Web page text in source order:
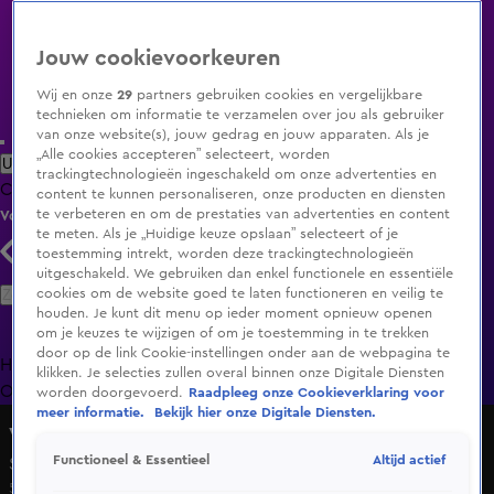
Uitzending Gemist Populaire programma's Zenders Genres
ClipsFilmsRadioSmart TV inlogShop
Volg KIJK
Zoeken
HomeUitzending Gemist Programma's De Bondgenoten
OranjezomerLivestreamsShop
Verborgen Gebreken
Seizoen 3, aflevering 6
5 mrt 2016, 22:30
Jouw cookievoorkeuren
Wij en onze29 partners gebruiken cookies en vergelijkbare
technieken om informatie te verzamelen over jou als gebruiker
van onze website(s), jouw gedrag en jouw apparaten. Als je
„Alle cookies accepteren” selecteert, worden
trackingtechnologieën ingeschakeld om onze advertenties en
content te kunnen personaliseren, onze producten en diensten
te verbeteren en om de prestaties van advertenties en content
te meten. Als je „Huidige keuze opslaan” selecteert of je
toestemming intrekt, worden deze trackingtechnologieën
uitgeschakeld. We gebruiken dan enkel functionele en essentiële
cookies om de website goed te laten functioneren en veilig te
houden. Je kunt dit menu op ieder moment opnieuw openen
om je keuzes te wijzigen of om je toestemming in te trekken
door op de link Cookie-instellingen onder aan de webpagina te
klikken. Je selecties zullen overal binnen onze Digitale Diensten
worden doorgevoerd.
Raadpleeg onze Cookieverklaring voor
meer informatie.
Bekijk hier onze Digitale Diensten.
Functioneel & Essentieel Altijd actief